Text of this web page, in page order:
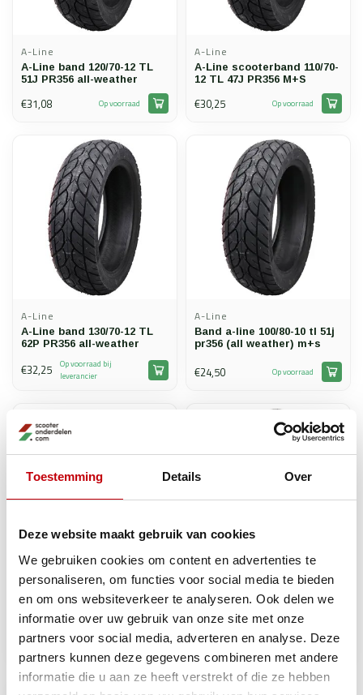
Toestemming Details Over
Deze website maakt gebruik van cookies
We gebruiken cookies om content en advertenties te
personaliseren, om functies voor social media te bieden
en om ons websiteverkeer te analyseren. Ook delen we
informatie over uw gebruik van onze site met onze
partners voor social media, adverteren en analyse. Deze
partners kunnen deze gegevens combineren met andere
informatie die u aan ze heeft verstrekt of die ze hebben
A-Line
A-Line band 120/70-12 TL
51J PR356 all-weather
€31,08 Op voorraad
A-Line
A-Line scooterband 110/70-
12 TL 47J PR356 M+S
€30,25 Op voorraad
A-Line
A-Line band 130/70-12 TL
62P PR356 all-weather
€32,25
Op voorraad bij
leverancier
A-Line
Band a-line 100/80-10 tl 51j
pr356 (all weather) m+s
€24,50 Op voorraad
A-Line
A-Line scooterband 130/60-
13 TL 53J PR356 All
Weather M+S
A-Line
Band a-line 3.50-10 51j tl
pr456 high grip (m+s)
Op voorraad